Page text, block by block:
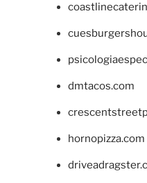
dmtacos.com
hornopizza.com